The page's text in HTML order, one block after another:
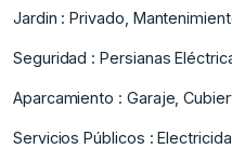
Jardin : Privado,
Seguridad ‌: ‌Persianas
Aparcamiento ‌: Garaje,
Servicios Públicos ‌: